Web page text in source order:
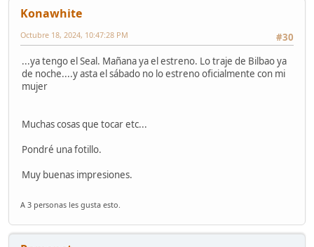
Konawhite
#30
Octubre 18, 2024, 10:47:28 PM
...ya tengo el Seal. Mañana ya el estreno. Lo traje de Bilbao ya
de noche....y asta el sábado no lo estreno oficialmente con mi
mujer
Muchas cosas que tocar etc...
Pondré una fotillo.
Muy buenas impresiones.
A 3 personas les gusta esto.